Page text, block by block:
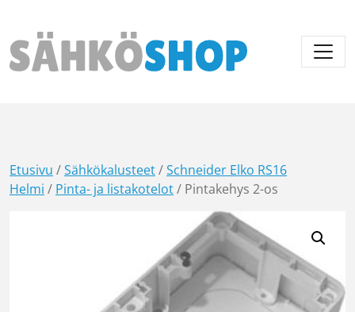
Päävalikko
Etusivu /Sähkökalusteet/Schneider Elko RS16
Helmi / Pinta- ja listakotelot/ Pintakehys 2-os